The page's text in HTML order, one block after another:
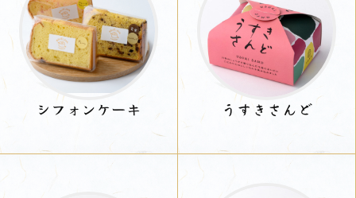
シフォンケーキ うすきさんど